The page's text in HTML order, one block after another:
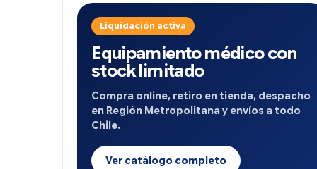
Liquidación activa
Equipamiento médico con
stock limitado
Compra online, retiro en tienda, despacho
en Región Metropolitana y envíos a todo
Chile.
Ver catálogo completo